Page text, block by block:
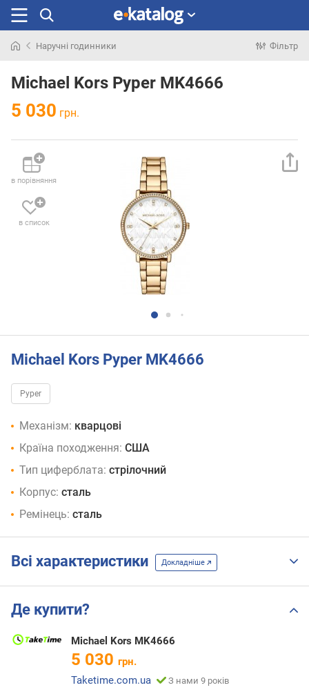
раніше
Наручні годинники Фільтр
Michael Kors Pyper MK4666
5 030 грн.
в порівняння
в список
Michael Kors Pyper MK4666
Pyper
Механізм: кварцові
Країна походження: США
Тип циферблата: стрілочний
Корпус: сталь
Ремінець: сталь
Всі характеристики Докладніше
Де купити?
Michael Kors MK4666
5 030 грн.
Taketime.com.ua
З нами 9 років